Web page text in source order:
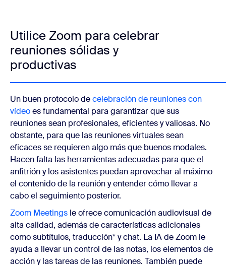
Utilice Zoom para celebrar
reuniones sólidas y
productivas
Un buen protocolo decelebración de reuniones con
vídeoes fundamental para garantizar que sus
reuniones sean profesionales, eficientes y valiosas. No
obstante, para que las reuniones virtuales sean
eficaces se requieren algo más que buenos modales.
Hacen falta las herramientas adecuadas para que el
anfitrión y los asistentes puedan aprovechar al máximo
el contenido de la reunión y entender cómo llevar a
cabo el seguimiento posterior.
Zoom Meetings le ofrece comunicación audiovisual de
alta calidad, además de características adicionales
como subtítulos, traducción* y chat. La IA de Zoom le
ayuda a llevar un control de las notas, los elementos de
acción y las tareas de las reuniones. También puede